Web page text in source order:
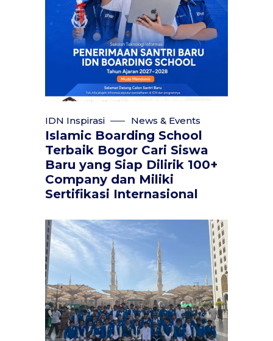
IDN Inspirasi News & Events
Islamic Boarding School
Terbaik Bogor Cari Siswa
Baru yang Siap Dilirik 100+
Company dan Miliki
Sertifikasi Internasional